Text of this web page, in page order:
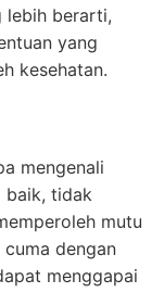
lebih berarti,
yang
kesehatan.
mengenali
baik, tidak
mutu
dengan
menggapai